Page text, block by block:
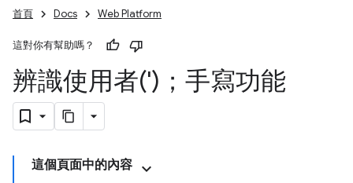
首頁 Docs Web Platform
這對你有幫助嗎？
辨識使用者(')；手寫功能
這個頁面中的內容